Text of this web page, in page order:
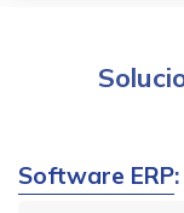
Software ERP